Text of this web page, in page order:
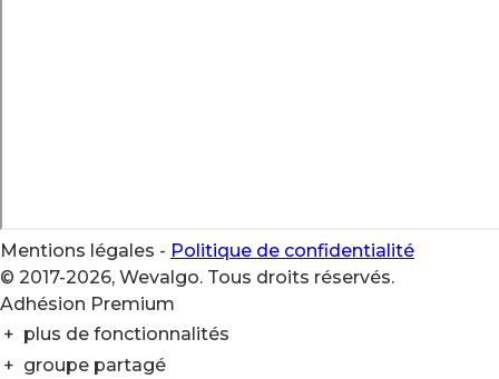
Mentions légales - Politique de confidentialité
© 2017-2026, Wevalgo. Tous droits réservés.
Adhésion Premium
+ plus de fonctionnalités
+ groupe partagé